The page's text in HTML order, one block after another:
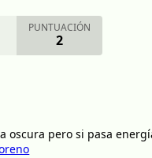
PUNTUACIÓN
2
oscura pero si pasa